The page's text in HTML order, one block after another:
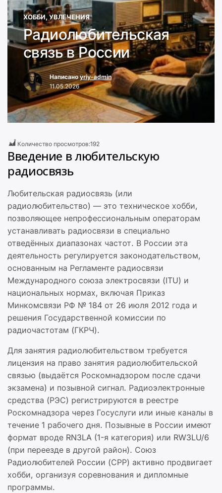
ХОББИ, УВЛЕЧЕНИЯ
Радиолюбительская
связь в России
Написаноyriy-admin
11.05.2026
Количество просмотров:192
Введение в любительскую
радиосвязь
Любительская радиосвязь (или
радиолюбительство) — это техническое хобби,
позволяющее непрофессиональным операторам
устанавливать радиосвязи в специально
отведённых диапазонах частот. В России эта
деятельность регулируется законодательством,
основанным на Регламенте радиосвязи
Международного союза электросвязи (ITU) и
национальных нормах, включая Приказ
Минкомсвязи РФ № 184 от 26 июля 2012 года и
решения Государственной комиссии по
радиочастотам (ГКРЧ).
Для занятия радиолюбительством требуется
лицензия на право занятия радиолюбительской
связью (выдаётся Роскомнадзором после сдачи
экзамена) и позывной сигнал. Радиоэлектронные
средства (РЭС) регистрируются в реестре
Роскомнадзора через Госуслуги или иные каналы в
течение 1 рабочего дня. Позывные в России имеют
формат вроде RN3LA (1-я категория) или RW3LU/6
(при переезде в другой район). Союз
Радиолюбителей России (СРР) активно продвигает
хобби, организуя соревнования и дипломные
программы.